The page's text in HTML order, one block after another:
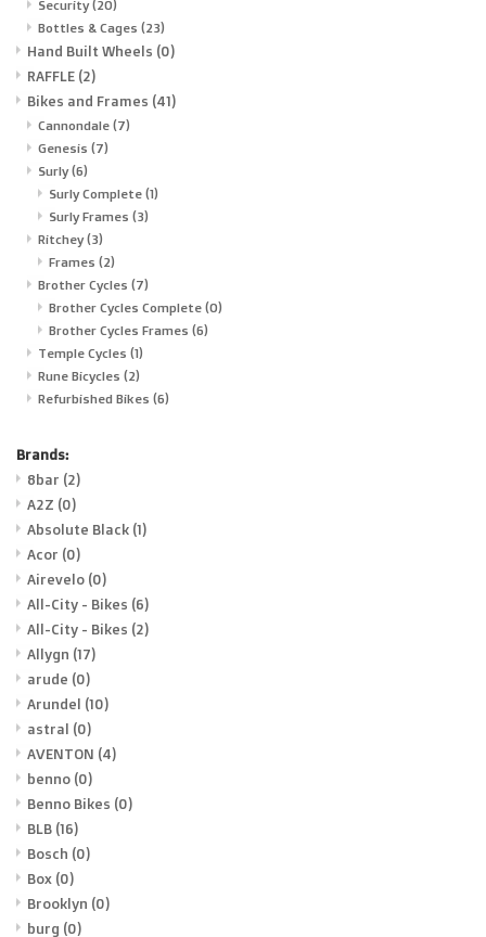
Security(20)
Bottles & Cages (23)
Hand Built Wheels (0)
RAFFLE (2)
Bikes and Frames (41)
Cannondale (7)
Genesis (7)
Surly(6)
Surly Complete (1)
Surly Frames (3)
Ritchey(3)
Frames (2)
Brother Cycles (7)
Brother Cycles Complete (0)
Brother Cycles Frames (6)
Temple Cycles (1)
Rune Bicycles (2)
Refurbished Bikes (6)
Brands:
8bar (2)
A2Z (0)
Absolute Black (1)
Acor (0)
Airevelo (0)
All-City - Bikes (6)
All-City - Bikes (2)
Allygn (17)
arude (0)
Arundel (10)
astral (0)
AVENTON (4)
benno (0)
Benno Bikes (0)
BLB (16)
Bosch (0)
Box (0)
Brooklyn (0)
burg (0)